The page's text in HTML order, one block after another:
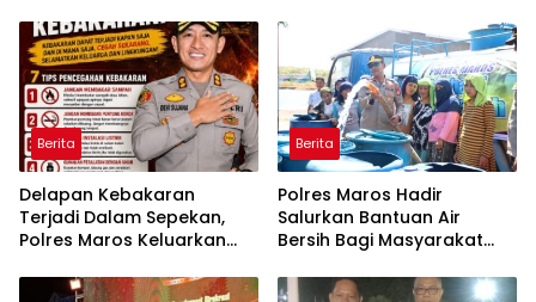
Berita
Delapan Kebakaran
Terjadi Dalam Sepekan,
Polres Maros Keluarkan
Masyarakat
Berita
Polres Maros Hadir
Salurkan Bantuan Air
Bersih Bagi Masyarakat
Di Maros